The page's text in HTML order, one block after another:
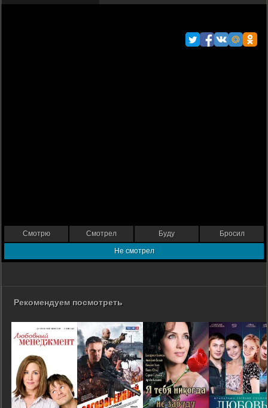
Смотрю Смотрел Буду Бросил
Не смотрел
Рекомендуем посмотреть